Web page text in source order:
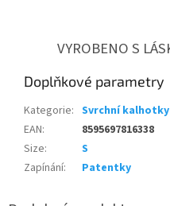
VYROBENO S
Doplňkové parametry
Kategorie: Svrchní kalhotky
EAN:
8595697816338
Size:
S
Zapínání: Patentky